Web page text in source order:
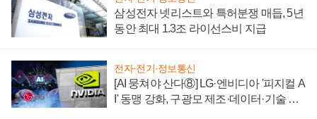
삼성전자 넷리스트와 특허분쟁 매듭, 5년
동안 최대 1.3조 라이선스비 지급
전자·전기·정보통신
[AI 뭉쳐야 산다⑧] LG·엔비디아 '피지컬 A
I' 동맹 강화, 구광모 제조·데이터·기술 결